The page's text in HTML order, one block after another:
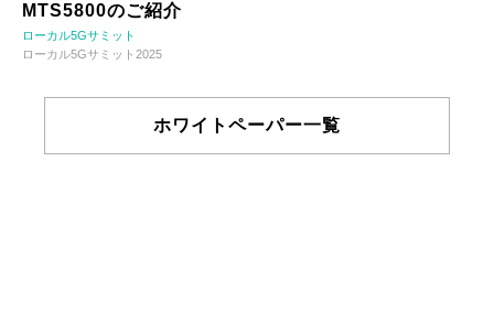
MTS5800のご紹介
ローカル5Gサミット
ローカル5Gサミット2025
ホワイトペーパー一覧